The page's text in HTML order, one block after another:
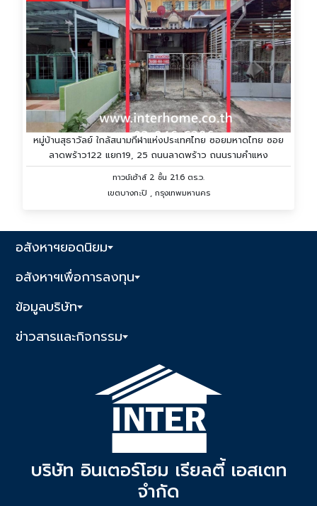
หมู่บ้านสุธาวัลย์ ใกล้สนามกีฬาแห่งประเทศไทย ซอยมหาดไทย ซอย
ลาดพร้าว122 แยก19, 25 ถนนลาดพร้าว ถนนรามคำแหง
ทาวน์เฮ้าส์ 2 ชั้น 21.6 ตร.ว.
เขตบางกะปิ , กรุงเทพมหานคร
อสังหาฯยอดนิยม
อสังหาฯเพื่อการลงทุน
ข้อมูลบริษัท
ข่าวสารและกิจกรรม
บริษัท อินเตอร์โฮม เรียลตี้ เอสเตท
จำกัด